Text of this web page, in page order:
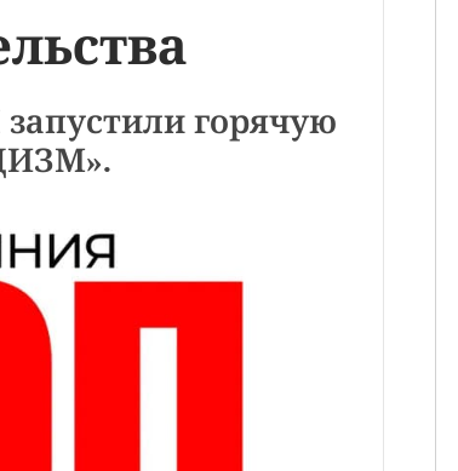
горячую